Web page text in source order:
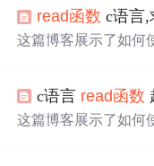
read函数 c语言,
这篇博客展示了如何
示了如何将对象实例
印出来。
c语言 read函数
这篇博客展示了如何